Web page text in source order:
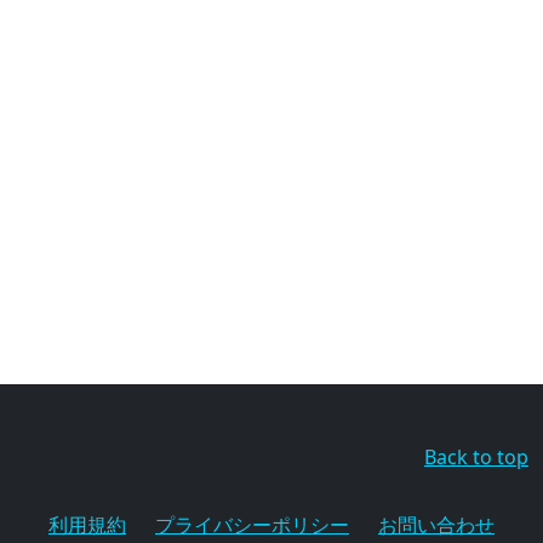
Back to top
利用規約 プライバシーポリシー お問い合わせ